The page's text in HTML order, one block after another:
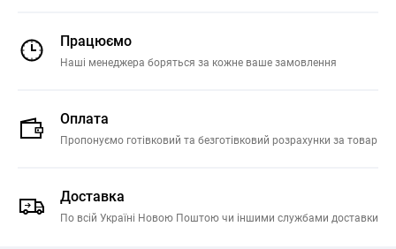
Працюємо
Наші менеджера боряться за кожне ваше замовлення
Оплата
Пропонуємо готівковий та безготівковий розрахунки за товар
Доставка
По всій Україні Новою Поштою чи іншими службами доставки